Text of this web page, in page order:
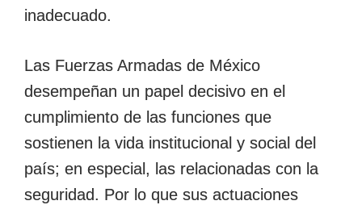
inadecuado.
Las Fuerzas Armadas de México
desempeñan un papel decisivo en el
cumplimiento de las funciones que
sostienen la vida institucional y social del
país; en especial, las relacionadas con la
seguridad. Por lo que sus actuaciones